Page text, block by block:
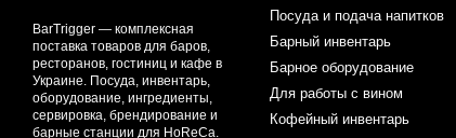
BarTrigger — комплексная
поставка товаров для баров,
ресторанов, гостиниц и кафе в
Украине. Посуда, инвентарь,
оборудование, ингредиенты,
сервировка, брендирование и
барные станции для HoReCa.
Посуда и подача напитков
Барный инвентарь
Барное оборудование
Для работы с вином
Кофейный инвентарь